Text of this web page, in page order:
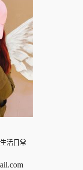
活日常